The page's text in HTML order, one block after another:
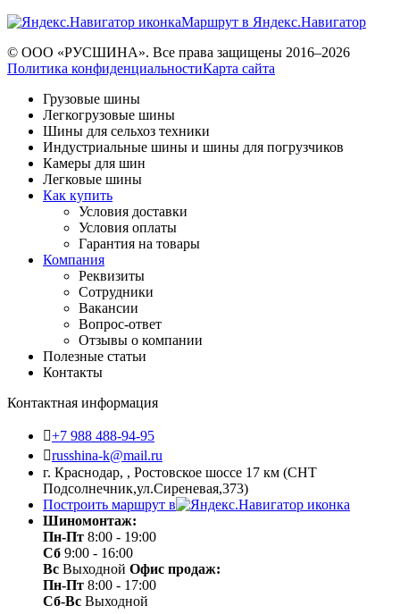
Маршрут в Яндекс.Навигатор
© ООО «РУСШИНА». Все права защищены 2016–2026
Политика конфиденциальностиКарта сайта
Грузовые шины
Легкогрузовые шины
Шины для сельхоз техники
Индустриальные шины и шины для погрузчиков
Камеры для шин
Легковые шины
Как купить
Условия доставки
Условия оплаты
Гарантия на товары
Компания
Реквизиты
Сотрудники
Вакансии
Вопрос-ответ
Отзывы о компании
Полезные статьи
Контакты
Контактная информация
+7 988 488-94-95
russhina-k@mail.ru
г. Краснодар, , Ростовское шоссе 17 км (СНТ
Подсолнечник,ул.Сиреневая,373)
Построить маршрут в
Шиномонтаж:
Пн-Пт 8:00 - 19:00
Сб 9:00 - 16:00
Вс Выходной Офис продаж:
Пн-Пт 8:00 - 17:00
Сб-Вс Выходной